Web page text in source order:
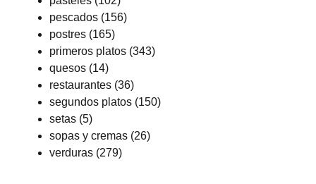
pescados (156)
postres (165)
primeros platos (343)
quesos (14)
restaurantes (36)
segundos platos (150)
setas (5)
sopas y cremas (26)
verduras (279)